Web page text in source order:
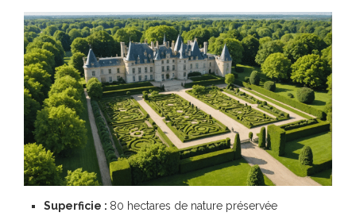
Superficie : 80 hectares de nature préservée